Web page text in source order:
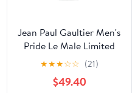
Jean Paul Gaultier Men's
Pride Le Male Limited
Edit 2023 EDT 4.2 oz
Fragrances
8435415076203
★★★☆☆ (21)
$49.40